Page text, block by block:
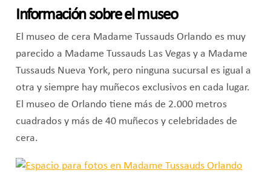
Información sobre el museo
El museo de cera Madame Tussauds Orlando es muy
parecido a Madame Tussauds Las Vegas y a Madame
Tussauds Nueva York, pero ninguna sucursal es igual a
otra y siempre hay muñecos exclusivos en cada lugar.
El museo de Orlando tiene más de 2.000 metros
cuadrados y más de 40 muñecos y celebridades de
cera.